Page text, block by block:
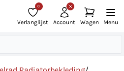
0
Verlanglijst Account Wagen Menu